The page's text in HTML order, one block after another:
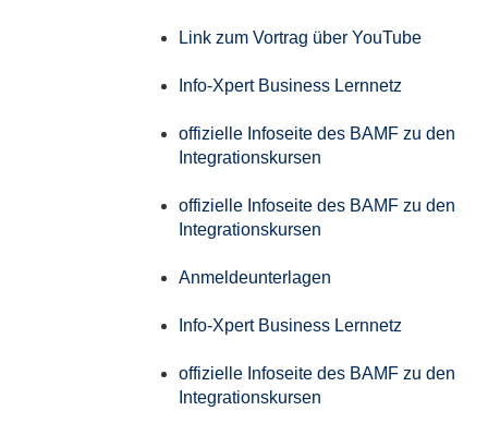
Link zum Vortrag über YouTube
Info-Xpert Business Lernnetz
offizielle Infoseite des BAMF zu den
Integrationskursen
offizielle Infoseite des BAMF zu den
Integrationskursen
Anmeldeunterlagen
Info-Xpert Business Lernnetz
offizielle Infoseite des BAMF zu den
Integrationskursen